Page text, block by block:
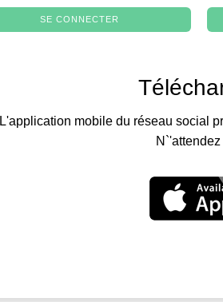
SE CONNECTER
L'application mobile du réseau social